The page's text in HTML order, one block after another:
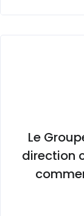
Le
direction